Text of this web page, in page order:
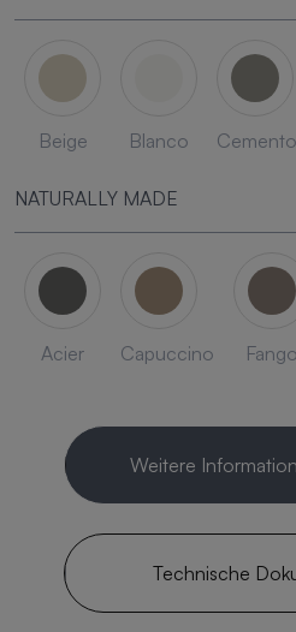
Beige Blanco Cemento
NATURALLY MADE
Acier Capuccino Fango
Weitere
Technische